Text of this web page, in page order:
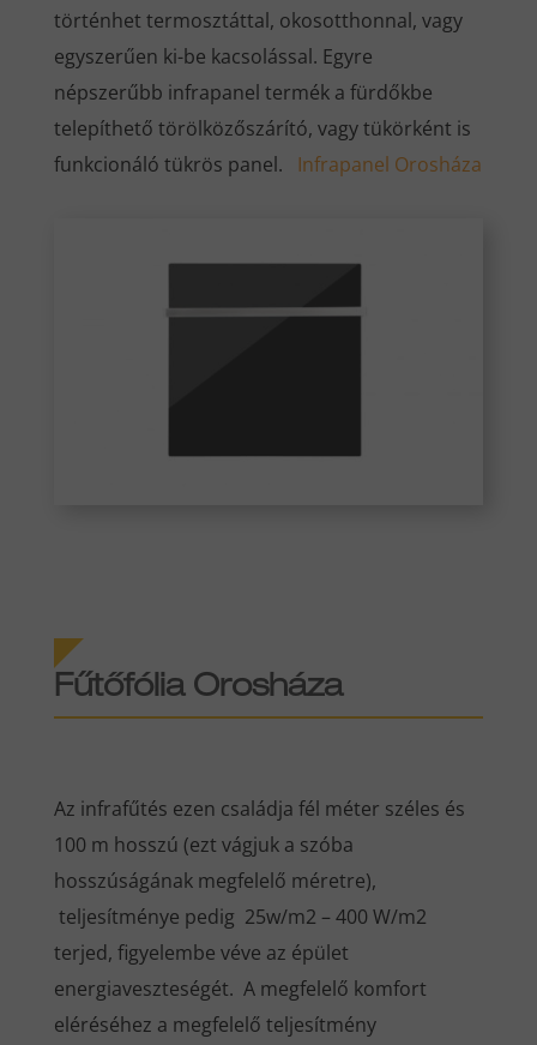
történhet termosztáttal, okosotthonnal, vagy
egyszerűen ki-be kacsolással. Egyre
népszerűbb infrapanel termék a fürdőkbe
telepíthető törölközőszárító, vagy tükörként is
funkcionáló tükrös panel. Infrapanel Orosháza
Fűtőfólia Orosháza
Az infrafűtés ezen családja fél méter széles és
100 m hosszú (ezt vágjuk a szóba
hosszúságának megfelelő méretre),
teljesítménye pedig 25w/m2 – 400 W/m2
terjed, figyelembe véve az épület
energiaveszteségét. A megfelelő komfort
eléréséhez a megfelelő teljesítmény